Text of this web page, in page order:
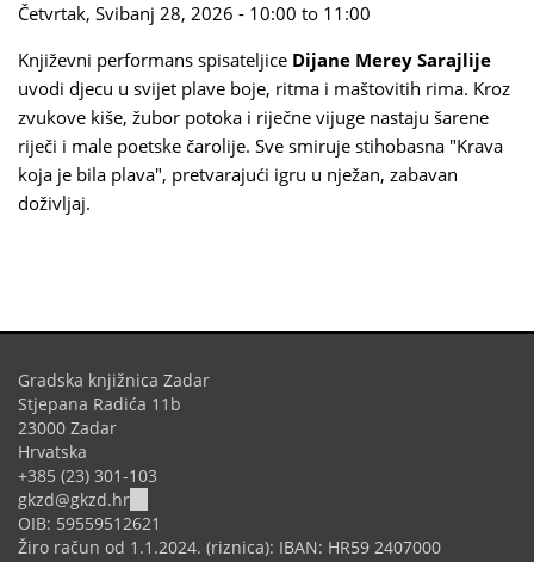
Četvrtak, Svibanj 28, 2026 - 10:00 to 11:00
Književni performans spisateljice Dijane Merey Sarajlije
uvodi djecu u svijet plave boje, ritma i maštovitih rima. Kroz
zvukove kiše, žubor potoka i riječne vijuge nastaju šarene
riječi i male poetske čarolije. Sve smiruje stihobasna "Krava
koja je bila plava", pretvarajući igru u nježan, zabavan
doživljaj.
Gradska knjižnica Zadar
Stjepana Radića 11b
23000 Zadar
Hrvatska
+385 (23) 301-103
gkzd@gkzd.hr
sends
e-
OIB: 59559512621
Žiro račun od 1.1.2024. (riznica): IBAN: HR59 2407000